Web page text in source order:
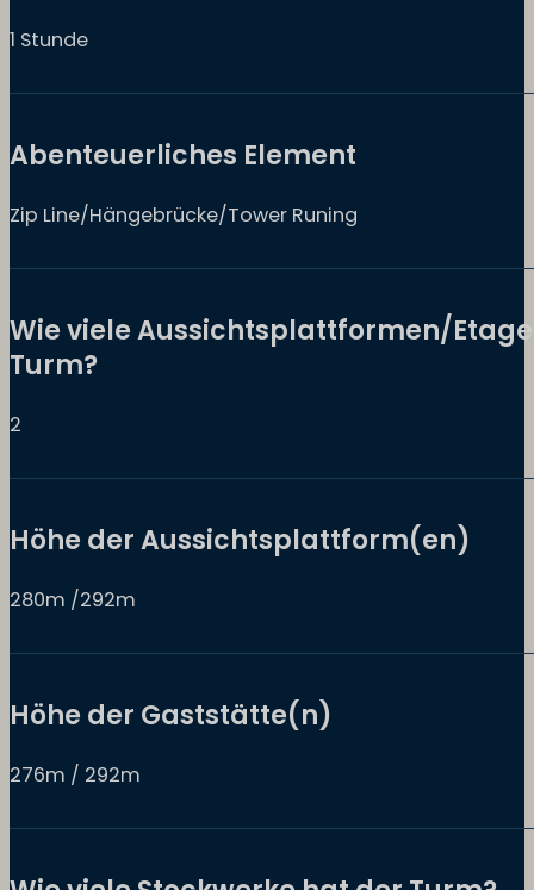
1 Stunde
Abenteuerliches Element
Zip Line/Hängebrücke/Tower Runing
Wie viele Aussichtsplattformen/
Turm?
2
Höhe der Aussichtsplattform(en)
280m /292m
Höhe der Gaststätte(n)
276m / 292m